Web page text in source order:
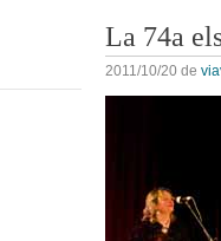
La 74a
2011/10/20 de